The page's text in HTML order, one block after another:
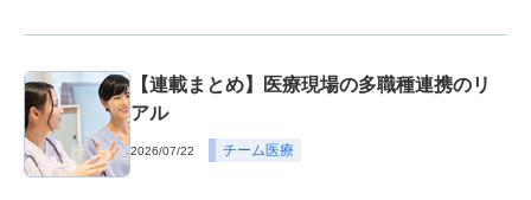
【連載まとめ】医療現場の多職種連携のリ
アル
2026/07/22 チーム医療